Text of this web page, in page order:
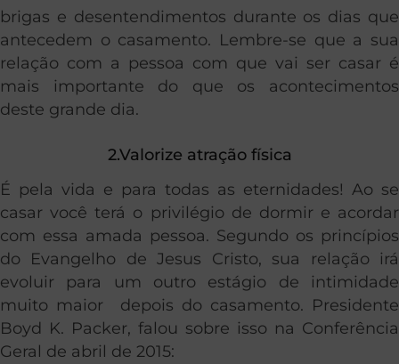
brigas e desentendimentos durante os dias que
antecedem o casamento. Lembre-se que a sua
relação com a pessoa com que vai ser casar é
mais importante do que os acontecimentos
deste grande dia.
2.Valorize atração física
É pela vida e para todas as eternidades! Ao se
casar você terá o privilégio de dormir e acordar
com essa amada pessoa. Segundo os princípios
do Evangelho de Jesus Cristo, sua relação irá
evoluir para um outro estágio de intimidade
muito maior depois do casamento. Presidente
Boyd K. Packer, falou sobre isso na Conferência
Geral de abril de 2015: